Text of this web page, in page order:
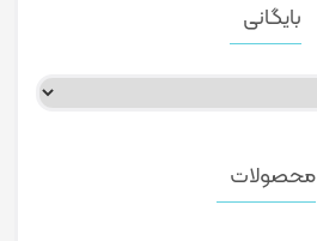
بایگانی
محصولات